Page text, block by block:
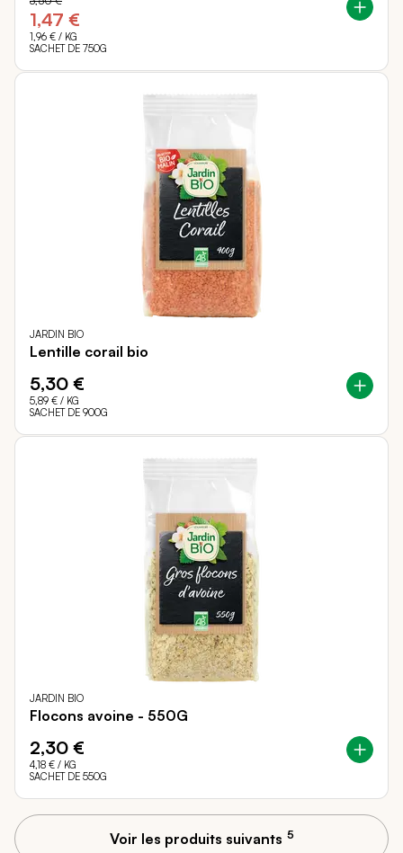
1,47 €
1,96 € / KG
SACHET DE 750G
JARDIN BIO
Lentille corail bio
5,30 €
5,89 € / KG
SACHET DE 900G
JARDIN BIO
Flocons avoine - 550G
2,30 €
4,18 € / KG
SACHET DE 550G
Voir les produits suivants 5